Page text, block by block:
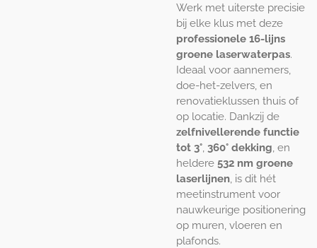
Werk met uiterste precisie
bij elke klus met deze
professionele 16-lijns
groene laserwaterpas.
Ideaal voor aannemers,
doe-het-zelvers, en
renovatieklussen thuis of
op locatie. Dankzij de
zelfnivellerende functie
tot 3°, 360° dekking, en
heldere 532 nm groene
laserlijnen, is dit hét
meetinstrument voor
nauwkeurige positionering
op muren, vloeren en
plafonds.